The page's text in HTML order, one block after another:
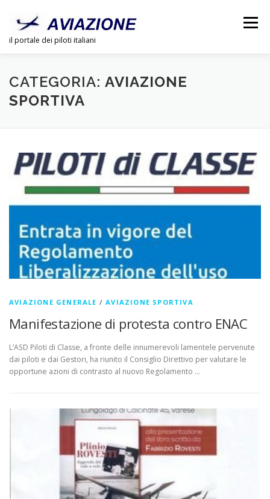
contenuto
il portale dei piloti italiani
Menu
CHI SIAMO PUBBLICITÀ LINK
CATEGORIA: AVIAZIONE
SPORTIVA
AVIAZIONE GENERALE /AVIAZIONE SPORTIVA
Manifestazione di protesta contro ENAC
L’ASD Piloti di Classe, a fronte delle innumerevoli lamentele pervenute
dai piloti e dai Gestori, ha riunito il Consiglio Direttivo per valutare le
opportune azioni di contrasto al nuovo Regolamento …